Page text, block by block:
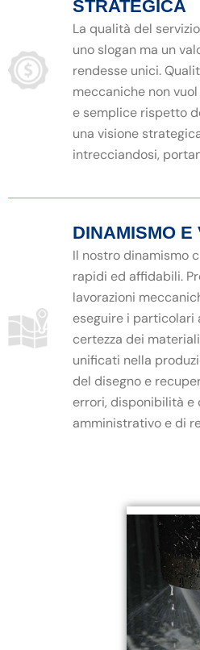
STRATEGICA
La qualità del
uno slogan ma un
rendesse unici.
meccaniche non
e semplice rispetto
una visione
intrecciandosi,
DINAMISMO E
Il nostro dinamismo
rapidi ed affidabili.
lavorazioni
eseguire i particolari
certezza dei
unificati nella
del disegno e
errori, disponibilità e
amministrativo e di